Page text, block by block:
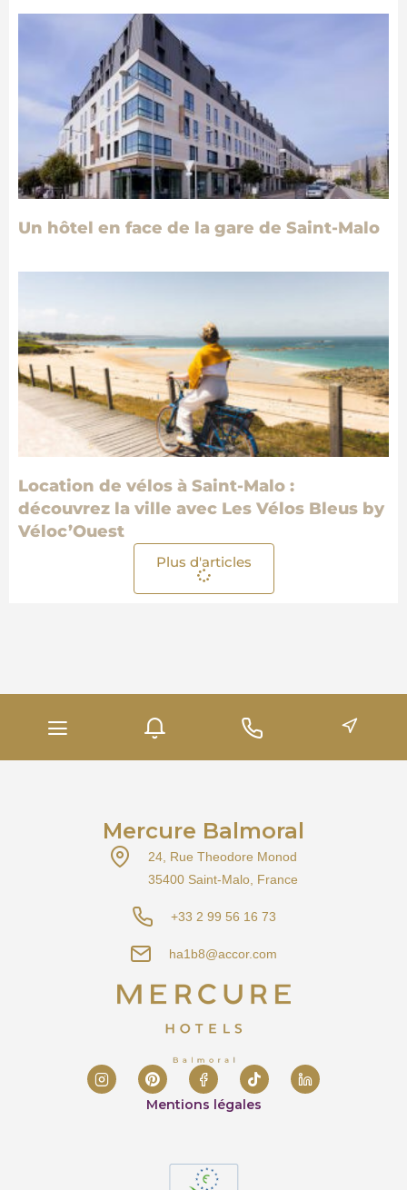
Un hôtel en face de la gare de Saint-Malo
Location de vélos à Saint-Malo :
découvrez la ville avec Les Vélos Bleus by
Véloc’Ouest
Plus d'articles
Mercure Balmoral
24, Rue Theodore Monod
35400 Saint-Malo, France
+33 2 99 56 16 73
ha1b8@accor.com
Mentions légales